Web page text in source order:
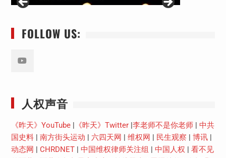
FOLLOW US:
人权声音
《昨天》YouTube| 《昨天》Twitter| 李老师不是你老师| 中共
国史料| 南方街头运动 六四天网 维权网 民生观察 博讯|
动态网
CHRDNET| 中国维权律师关注组 中国人权
看不见